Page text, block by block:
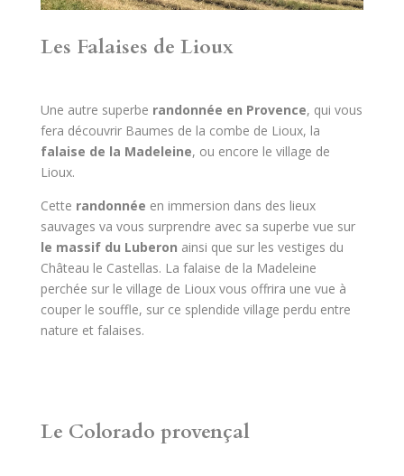
Les Falaises de Lioux
Une autre superbe randonnée en Provence, qui vous
fera découvrir Baumes de la combe de Lioux, la
falaise de la Madeleine, ou encore le village de
Lioux.
Cette randonnée en immersion dans des lieux
sauvages va vous surprendre avec sa superbe vue sur
le massif du Luberon ainsi que sur les vestiges du
Château le Castellas. La falaise de la Madeleine
perchée sur le village de Lioux vous offrira une vue à
couper le souffle, sur ce splendide village perdu entre
nature et falaises.
Le Colorado provençal